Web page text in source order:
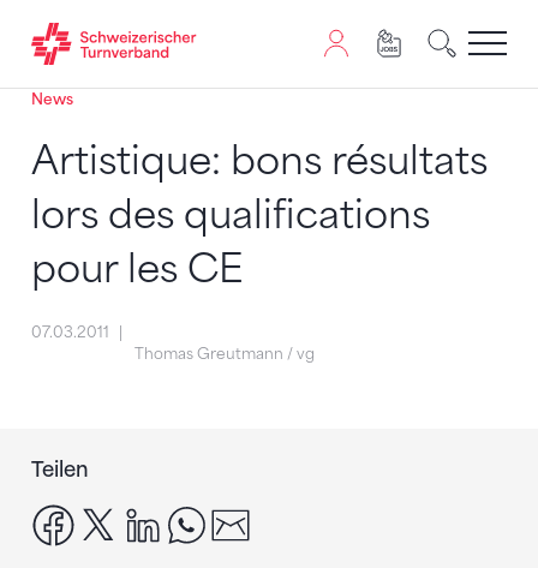
Zum Inhalt springen
Zur Sitemap navigieren
Zum Navigieren dieser Seite wird JavaScript benötigt.
News
Artistique: bons résultats
lors des qualifications
pour les CE
07.03.2011
Thomas Greutmann / vg
Teilen
facebook
x linkedinwhatsapp